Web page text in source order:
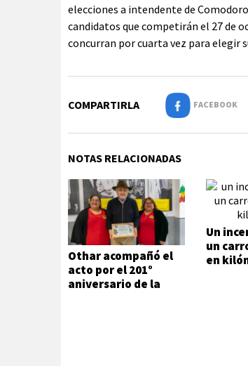
elecciones a intendente de
candidatos que competirán el 27 de
concurran por cuarta vez para elegir
COMPARTIRLA FACEBOOK
NOTAS RELACIONADAS
Othar acompañó el
acto por el 201°
aniversario de la
Un
un
en